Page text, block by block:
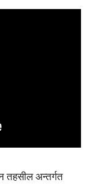
तहसील अन्तर्गत